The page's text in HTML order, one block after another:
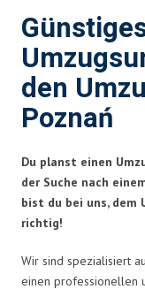
den
Poznań
Du planst einen
der Suche nach
bist du bei uns, dem
richtig!
Wir sind spezialisiert
einen professionellen